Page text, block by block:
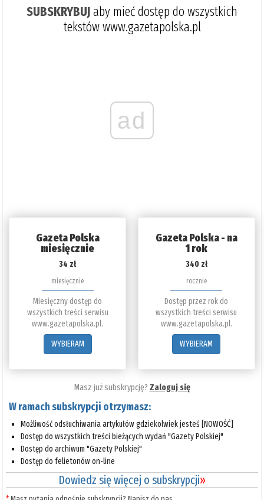
SUBSKRYBUJaby mieć dostęp do wszystkich
tekstów www.gazetapolska.pl
ad
Gazeta Polska
miesięcznie
34 zł
miesięcznie
Miesięczny dostęp do
wszystkich treści serwisu
www.gazetapolska.pl.
WYBIERAM
Gazeta Polska - na
1 rok
340 zł
rocznie
Dostęp przez rok do
wszystkich treści serwisu
www.gazetapolska.pl.
WYBIERAM
Masz już subskrypcję? Zaloguj się
W ramach subskrypcji otrzymasz:
Możliwość odsłuchiwania artykułów gdziekolwiek jesteś [NOWOŚĆ]
Dostęp do wszystkich treści bieżących wydań "Gazety Polskiej"
Dostęp do archiwum "Gazety Polskiej"
Dostęp do felietonów on-line
Dowiedz się więcej o subskrypcji»